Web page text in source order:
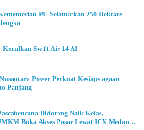
PU Selamatkan 250 Hektare
Kenalkan Swift Air 14 AI
Perkuat Kesiapsiagaan
Panjang
Didorong Naik Kelas,
Buka Akses Pasar Lewat ICX Medan